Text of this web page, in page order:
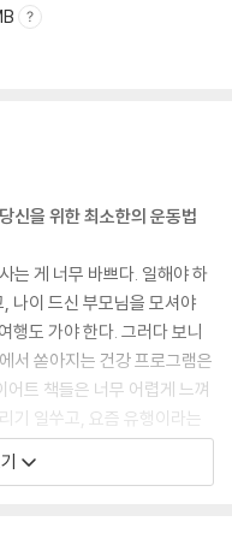
신을 위한 최소한의 운동법
는 게 너무 바쁘다. 일해야 하
나이 드신 부모님을 모셔야
행도 가야 한다. 그러다 보니
서 쏟아지는 건강 프로그램은
트 책들은 너무 어렵게 느껴
기 일쑤고, 요즘 유행이라는
아니다.